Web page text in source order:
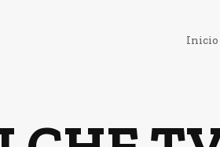
Inicio